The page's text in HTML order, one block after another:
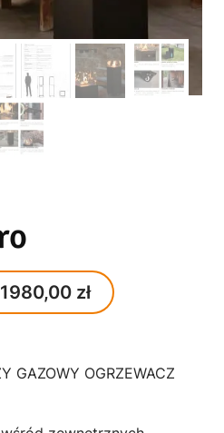
zł.
1980,00 zł
Current
1980,00 zł.
GAZOWY OGRZEWACZ